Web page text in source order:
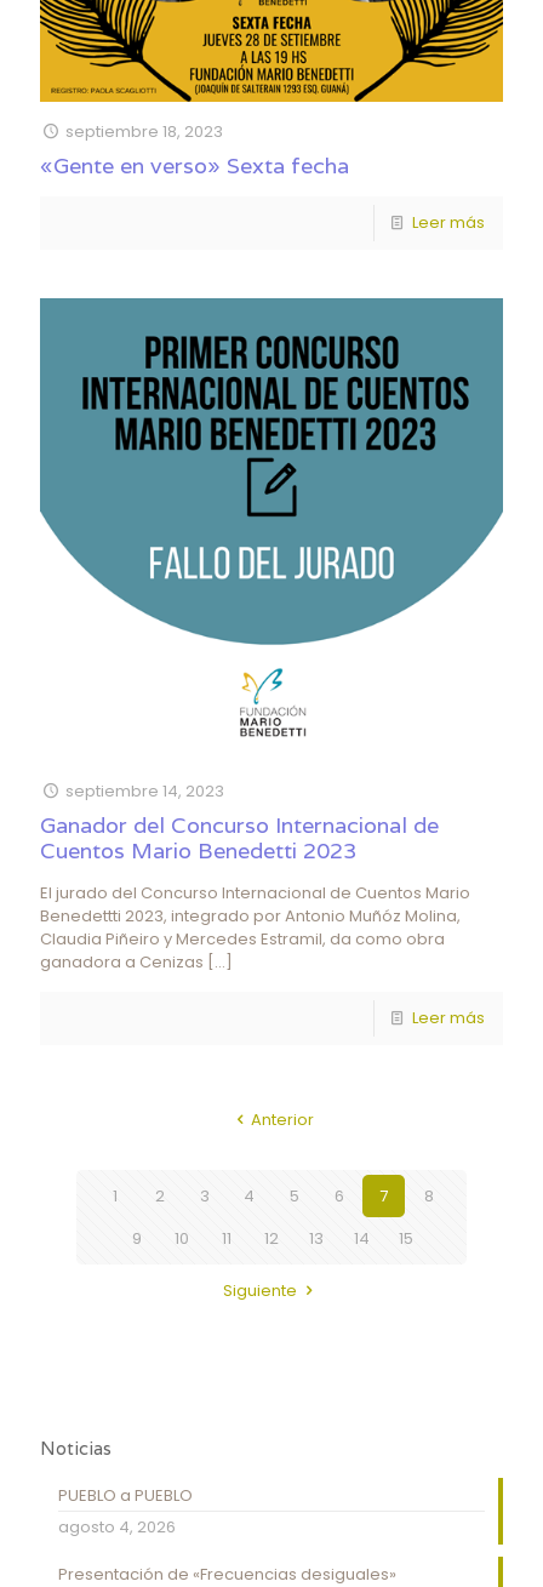
septiembre 18, 2023
«Gente en verso» Sexta fecha
Leer más
septiembre 14, 2023
Ganador del Concurso Internacional de
Cuentos Mario Benedetti 2023
El jurado del Concurso Internacional de Cuentos Mario
Benedettti 2023, integrado por Antonio Muñóz Molina,
Claudia Piñeiro y Mercedes Estramil, da como obra
ganadora a Cenizas […]
Leer más
Anterior
1 2 3 4 5 6 7
8
9
10 11 12 13 14 15
Siguiente
Noticias
PUEBLO a PUEBLO
agosto 4, 2026
Presentación de «Frecuencias desiguales»